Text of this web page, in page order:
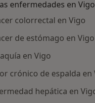
enfermedades en Vigo
colorrectal en Vigo
de estómago en Vigo
en Vigo
crónico de espalda en
hepática en